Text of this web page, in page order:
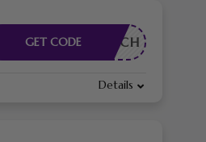
RDERLICH
GET CODE
Details